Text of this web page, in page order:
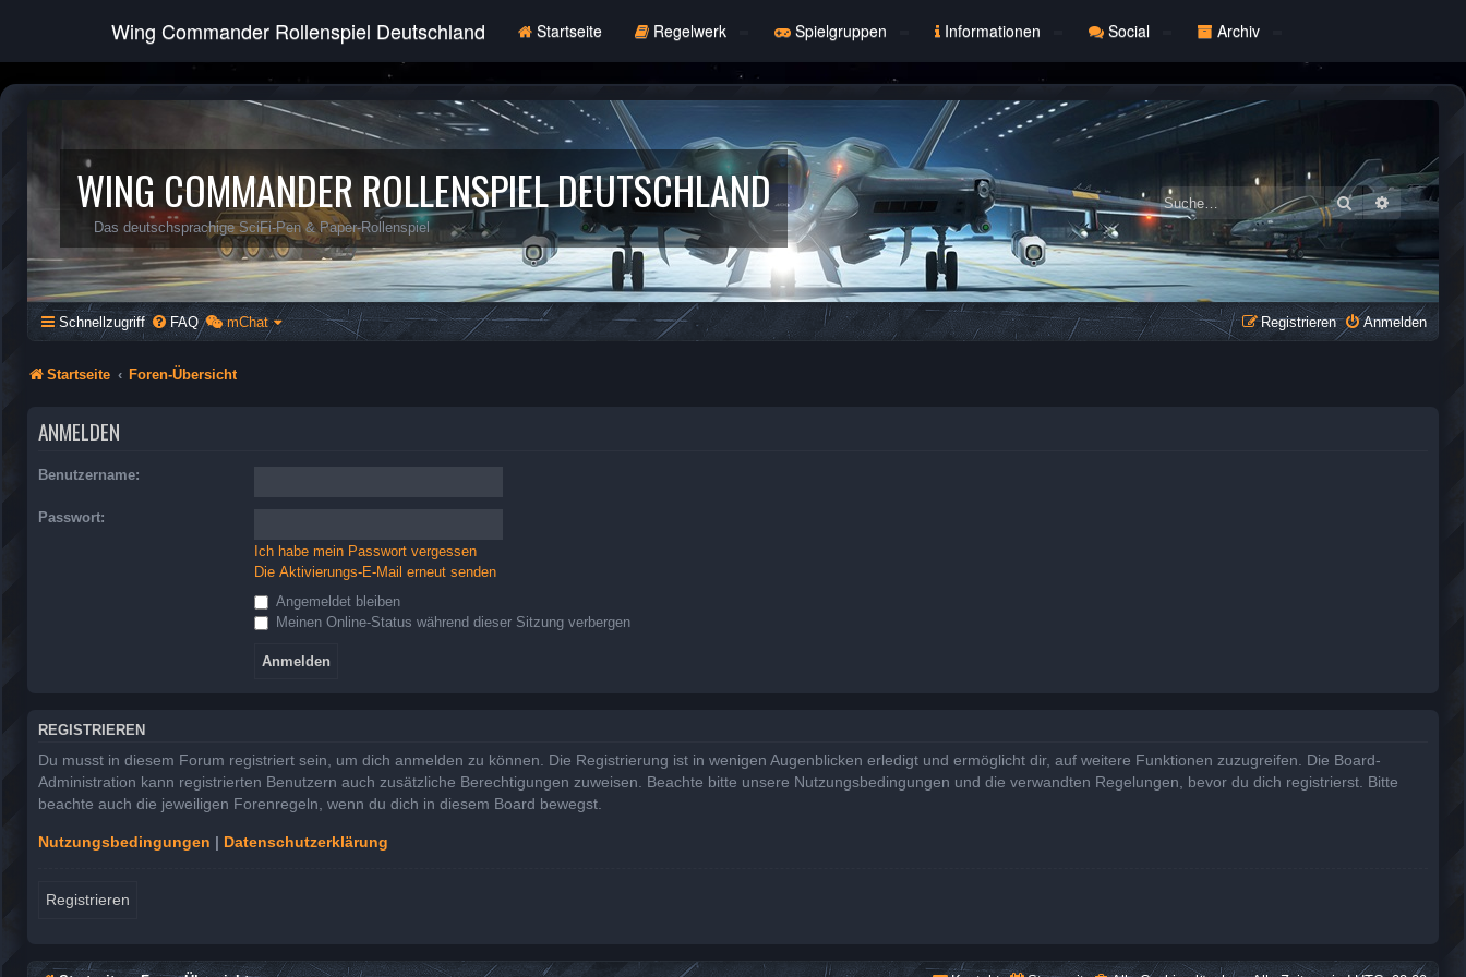
Wing Commander Rollenspiel Deutschland Startseite Regelwerk Spielgruppen Informationen Social Archiv
WING COMMANDER ROLLENSPIEL DEUTSCHLAND
Das deutschsprachige SciFi-Pen & Paper-Rollenspiel
Suche Erweiterte
Schnellzugriff FAQ mChat Anmelden
Registrieren
Startseite Foren-Übersicht
ANMELDEN
Benutzername:
Passwort:
Ich habe mein Passwort vergessen
Die Aktivierungs-E-Mail erneut senden
Angemeldet bleiben
Meinen Online-Status während dieser Sitzung verbergen
REGISTRIEREN
Du musst in diesem Forum registriert sein, um dich anmelden zu können. Die Registrierung ist in wenigen Augenblicken erledigt und ermöglicht dir, auf weitere Funktionen zuzugreifen. Die Board-
Administration kann registrierten Benutzern auch zusätzliche Berechtigungen zuweisen. Beachte bitte unsere Nutzungsbedingungen und die verwandten Regelungen, bevor du dich registrierst. Bitte
beachte auch die jeweiligen Forenregeln, wenn du dich in diesem Board bewegst.
Nutzungsbedingungen | Datenschutzerklärung
Registrieren